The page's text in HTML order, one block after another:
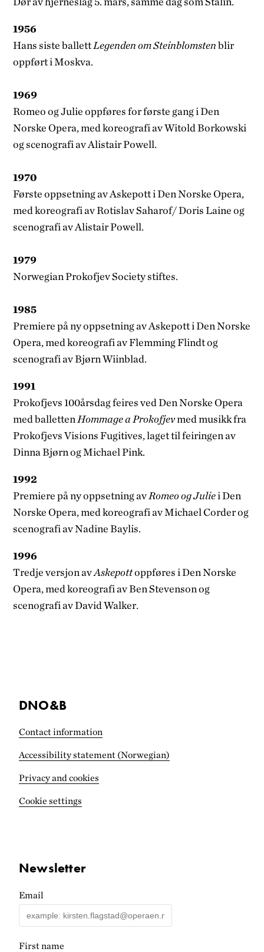
1956
Hans siste ballettLegenden om Steinblomstenblir
oppført i Moskva.
1969
Romeo og Julie oppføres for første gang i Den
Norske Opera, med koreografi av Witold Borkowski
og scenografi av Alistair Powell.
1970
Første oppsetning av Askepott i Den Norske Opera,
med koreografi av Rotislav Saharof/ Doris Laine og
scenografi av Alistair Powell.
1979
Norwegian Prokofjev Society stiftes.
1985
Premiere på ny oppsetning av Askepott i Den Norske
Opera, med koreografi av Flemming Flindt og
scenografi av Bjørn Wiinblad.
1991
Prokofjevs 100­årsdag feires ved Den Norske Opera
med balletten Hommage a Prokofjevmed musikk fra
Prokofjevs Visions Fugitives, laget til feiringen av
Dinna Bjørn og Michael Pink.
1992
Premiere på ny oppsetning avRomeo og Juliei Den
Norske Opera, med koreografi av Michael Corder og
scenografi av Nadine Baylis.
1996
Tredje versjon avAskepottoppføres i Den Norske
Opera, med koreografi av Ben Stevenson og
scenografi av David Walker.
DNO&B
Contact information
Accessibility statement (Norwegian)
Privacy and cookies
Cookie settings
Newsletter
Email
First name